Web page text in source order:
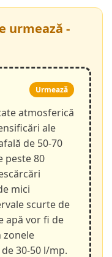
urmează -
Urmează
atmosferică
ale
de 50-70
peste 80
mici
scurte de
apă vor fi de
zonele
30-50 l/mp.